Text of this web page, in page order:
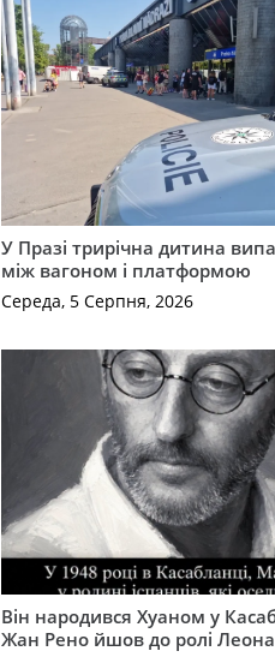
У Празі трирічна дитина
між вагоном і платформою
Середа, 5 Серпня, 2026
Він народився Хуаном у
Жан Рено йшов до ролі Леона